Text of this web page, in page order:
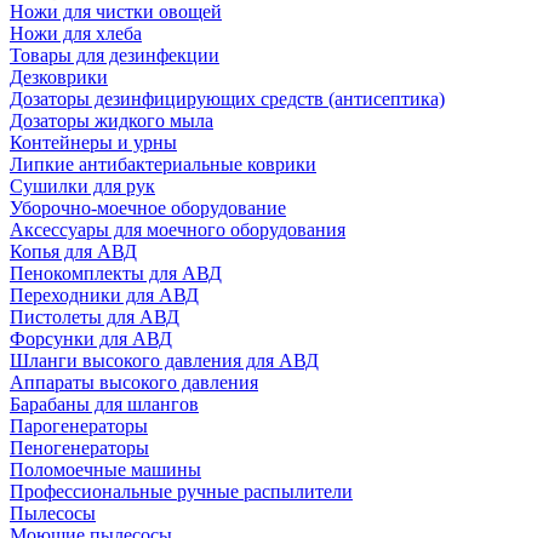
Ножи для чистки овощей
Ножи для хлеба
Товары для дезинфекции
Дезковрики
Дозаторы дезинфицирующих средств (антисептика)
Дозаторы жидкого мыла
Контейнеры и урны
Липкие антибактериальные коврики
Сушилки для рук
Уборочно-моечное оборудование
Аксессуары для моечного оборудования
Копья для АВД
Пенокомплекты для АВД
Переходники для АВД
Пистолеты для АВД
Форсунки для АВД
Шланги высокого давления для АВД
Аппараты высокого давления
Барабаны для шлангов
Парогенераторы
Пеногенераторы
Поломоечные машины
Профессиональные ручные распылители
Пылесосы